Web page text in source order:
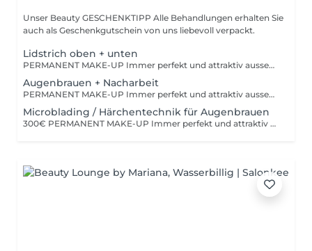
Unser Beauty GESCHENKTIPP Alle Behandlungen erhalten Sie
auch als Geschenkgutschein von uns liebevoll verpackt.
Lidstrich oben + unten
PERMANENT MAKE-UP Immer perfekt und attraktiv aussehen! Von supernatürlich bis ausdrucksstark. Wir pigmentieren mit lichtstabilen, natürlichen, mineralischen Farben one Konservierungsstoffe. Ausführliche und typgerechte Beratung zur optimalen Form und zum passenden Farbton.
Augenbrauen + Nacharbeit
PERMANENT MAKE-UP Immer perfekt und attraktiv aussehen! Von supernatürlich bis ausdrucksstark. Wir pigmentieren mit lichtstabilen, natürlichen, mineralischen Farben one Konservierungsstoffe. Ausführliche und typgerechte Beratung zur optimalen Form und zum passenden Farbton.
Microblading / Härchentechnik für Augenbrauen
300€ PERMANENT MAKE-UP Immer perfekt und attraktiv aussehen! Von supernatürlich bis ausdrucksstark. Wir pigmentieren mit lichtstabilen, natürlichen, mineralischen Farben one Konservierungsstoffe. Ausführliche und typgerechte Beratung zur optimalen Form und zum passenden Farbton.